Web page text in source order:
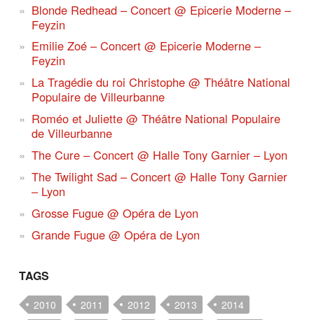
Blonde Redhead – Concert @ Epicerie Moderne –
Feyzin
Emilie Zoé – Concert @ Epicerie Moderne –
Feyzin
La Tragédie du roi Christophe @ Théâtre National
Populaire de Villeurbanne
Roméo et Juliette @ Théâtre National Populaire
de Villeurbanne
The Cure – Concert @ Halle Tony Garnier – Lyon
The Twilight Sad – Concert @ Halle Tony Garnier
– Lyon
Grosse Fugue @ Opéra de Lyon
Grande Fugue @ Opéra de Lyon
TAGS
2010 2011 2012 2013
2014